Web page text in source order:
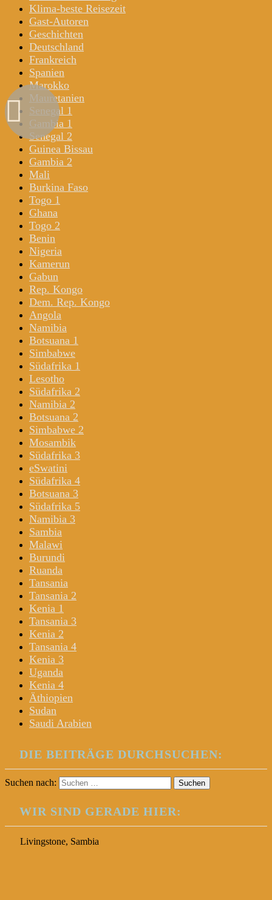
Klima-beste Reisezeit
Gast-Autoren
Geschichten
Deutschland
Frankreich
Spanien
Marokko
Mauretanien
Senegal 1
Gambia 1
Senegal 2
Guinea Bissau
Gambia 2
Mali
Burkina Faso
Togo 1
Ghana
Togo 2
Benin
Nigeria
Kamerun
Gabun
Rep. Kongo
Dem. Rep. Kongo
Angola
Namibia
Botsuana 1
Simbabwe
Südafrika 1
Lesotho
Südafrika 2
Namibia 2
Botsuana 2
Simbabwe 2
Mosambik
Südafrika 3
eSwatini
Südafrika 4
Botsuana 3
Südafrika 5
Namibia 3
Sambia
Malawi
Burundi
Ruanda
Tansania
Tansania 2
Kenia 1
Tansania 3
Kenia 2
Tansania 4
Kenia 3
Uganda
Kenia 4
Äthiopien
Sudan
Saudi Arabien
DIE BEITRÄGE DURCHSUCHEN:
Suchen nach:
WIR SIND GERADE HIER:
Livingstone, Sambia